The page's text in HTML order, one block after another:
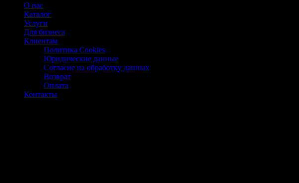
О нас
Каталог
Услуги
Для бизнеса
Клиентам
Политика Cookies
Юридические данные
Согласие на обработку данных
Возврат
Оплата
Контакты